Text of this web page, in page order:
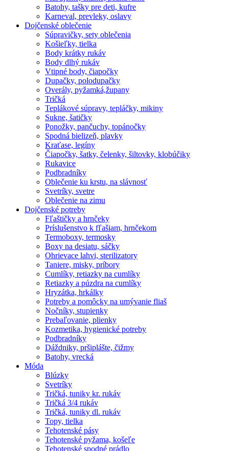
Batohy, tašky pre deti, kufre
Karneval, prevleky, oslavy
Dojčenské oblečenie
Súpravičky, sety oblečenia
Košieľky, tielka
Body krátky rukáv
Body dlhý rukáv
Vtipné body, čiapočky
Dupačky, polodupačky
Overály, pyžamká,župany
Tričká
Teplákové súpravy, tepláčky, mikiny
Sukne, šatičky
Ponožky, pančuchy, topánočky
Spodná bielizeň, plavky
Kraťase, legíny
Čiapočky, šatky, čelenky, šiltovky, klobúčiky
Rukavice
Podbradníky
Oblečenie ku krstu, na slávnosť
Svetríky, svetre
Oblečenie na zimu
Dojčenské potreby
Fľaštičky a hrnčeky
Príslušenstvo k fľašiam, hrnčekom
Termoboxy, termosky
Boxy na desiatu, sáčky
Ohrievace lahvi, sterilizatory
Taniere, misky, príbory
Cumlíky, retiazky na cumlíky
Retiazky a púzdra na cumlíky
Hryzátka, hrkálky
Potreby a pomôcky na umývanie fliaš
Nočníky, stupienky
Prebaľovanie, plienky
Kozmetika, hygienické potreby
Podbradníky
Dáždniky, pršiplášte, čižmy
Batohy, vrecká
Móda
Blúzky
Svetríky
Tričká, tuniky kr. rukáv
Tričká 3/4 rukáv
Tričká, tuniky dl. rukáv
Topy, tielka
Tehotenské pásy
Tehotenské pyžama, košeľe
Tehotenské spodné prádlo